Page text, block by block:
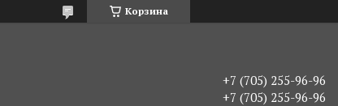
Корзина
+7 (705) 255-96-96
+7 (705) 255-96-96